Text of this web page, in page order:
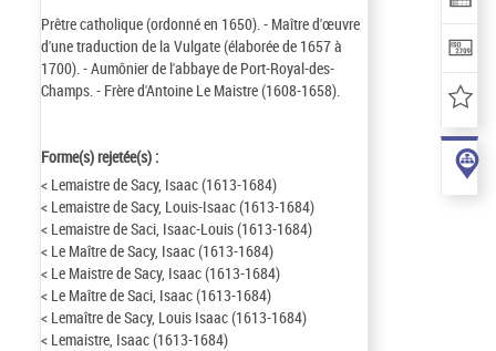
Prêtre catholique (ordonné en 1650). - Maître d'œuvre
d'une traduction de la Vulgate (élaborée de 1657 à
1700). - Aumônier de l'abbaye de Port-Royal-des-
Champs. - Frère d'Antoine Le Maistre (1608-1658).
Forme(s) rejetée(s) :
< Lemaistre de Sacy, Isaac (1613-1684)
< Lemaistre de Sacy, Louis-Isaac (1613-1684)
< Lemaistre de Saci, Isaac-Louis (1613-1684)
< Le Maître de Sacy, Isaac (1613-1684)
< Le Maistre de Sacy, Isaac (1613-1684)
< Le Maître de Saci, Isaac (1613-1684)
< Lemaître de Sacy, Louis Isaac (1613-1684)
< Lemaistre, Isaac (1613-1684)